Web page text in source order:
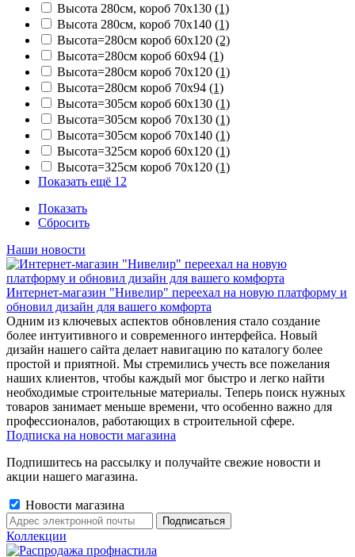
Высота 280см, короб 70х130 (1)
Высота 280см, короб 70х140 (1)
Высота=280см короб 60x120 (2)
Высота=280см короб 60x94 (1)
Высота=280см короб 70x120 (1)
Высота=280см короб 70x94 (1)
Высота=305см короб 60x130 (1)
Высота=305см короб 70x130 (1)
Высота=305см короб 70x140 (1)
Высота=325см короб 60x120 (1)
Высота=325см короб 70x120 (1)
Показать ещё 12
Показать
Сбросить
Наши новости
Интернет-магазин "Нивелир" переехал на новую платформу и
обновил дизайн для вашего комфорта
Одним из ключевых аспектов обновления стало создание
более интуитивного и современного интерфейса. Новый
дизайн нашего сайта делает навигацию по каталогу более
простой и приятной. Мы стремились учесть все пожелания
наших клиентов, чтобы каждый мог быстро и легко найти
необходимые строительные материалы. Теперь поиск нужных
товаров занимает меньше времени, что особенно важно для
профессионалов, работающих в строительной сфере.
Подписка на новости магазина
Подпишитесь на рассылку и получайте свежие новости и
акции нашего магазина.
Новости магазина
Коллекции